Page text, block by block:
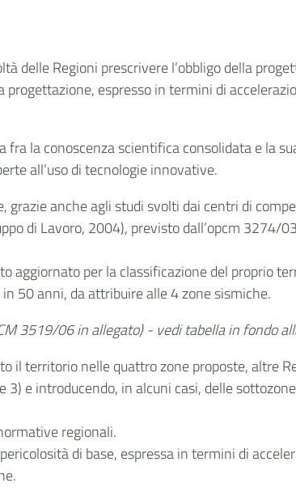
delle Regioni prescrivere l’obbligo della
espresso in termini di
la conoscenza scientifica consolidata e la
all’uso di tecnologie innovative.
anche agli studi svolti dai centri di
di Lavoro, 2004), previsto dall’opcm 3274/
aggiornato per la classificazione del proprio
50 anni, da attribuire alle 4 zone sismiche.
3519/06 in allegato) - vedi tabella in fondo
il territorio nelle quattro zone proposte, altre
e introducendo, in alcuni casi, delle
regionali.
di base, espressa in termini di